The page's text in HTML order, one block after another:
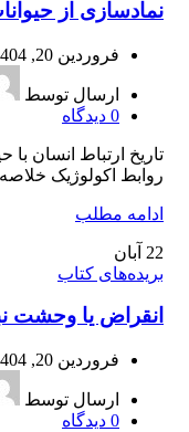
نمادسازی از
فروردین 20, 1404
ارسال توسط
0 دیدگاه
تاریخ ارتباط انسان با
روابط اکولوژیک
ادامه مطلب
22 آبان
بریده‌های کتاب
انقراض یا وحشت
فروردین 20, 1404
ارسال توسط
0 دیدگاه